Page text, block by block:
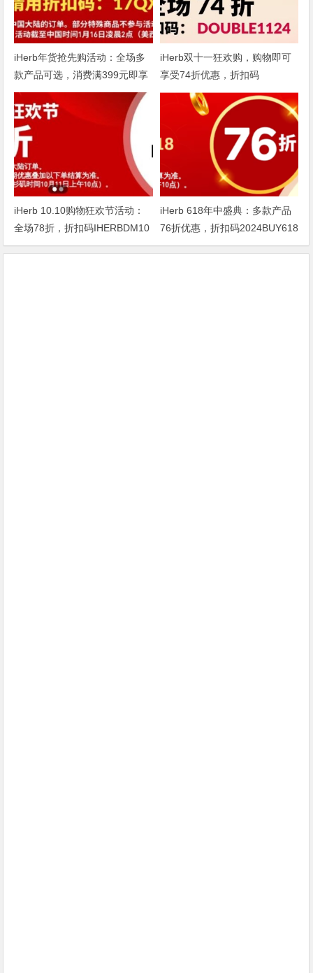
iHerb年货抢先购活动：全场多
款产品可选，消费满399元即享
75折
iHerb双十一狂欢购，购物即可
享受74折优惠，折扣码
DOUBLE1124
iHerb 10.10购物狂欢节活动：
全场78折，折扣码IHERBDM10
iHerb 618年中盛典：多款产品
76折优惠，折扣码2024BUY618